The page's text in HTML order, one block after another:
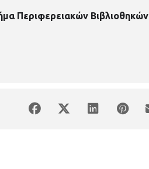
Περιφερειακών Βιβλιοθηκών